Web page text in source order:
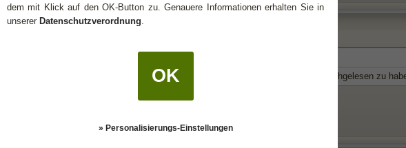
ich blick nicht durch
schrieb:
meine angewohntheit alles immer sofort weg zu klicken ohne vorher richtig nachgelesen zu
was sonst?
dem mit Klick auf den OK-Button zu. Genauere Informationen erhalten Sie in
unserer Datenschutzverordnung.
OK
» Personalisierungs-Einstellungen